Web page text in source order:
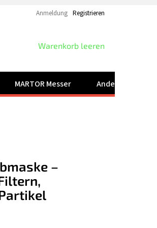
Anmeldung Registrieren
WARENKORB
Warenkorb leeren
MARTOR Messer Andere Produkte
–